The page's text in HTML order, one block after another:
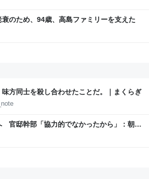
衰のため、94歳、高島ファミリーを支えた
方同士を殺し合わせたことだ。｜まくらぎ
官邸幹部「協力的でなかったから」：朝日